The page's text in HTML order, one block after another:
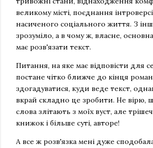
великому місті, поєднання
насиченого соціального життя. З
зрозуміло, а в чому ж, власне,
має розв'язати текст.
Питання, на яке має відповісти для
постане чітко ближче до кінця
здогадуватися, куди веде текст,
вкрай складно це зробити. Не вірю,
слова злітають з моїх вуст, але
книжок і більше суті, авторе!
А все ж розв'язка мені дуже